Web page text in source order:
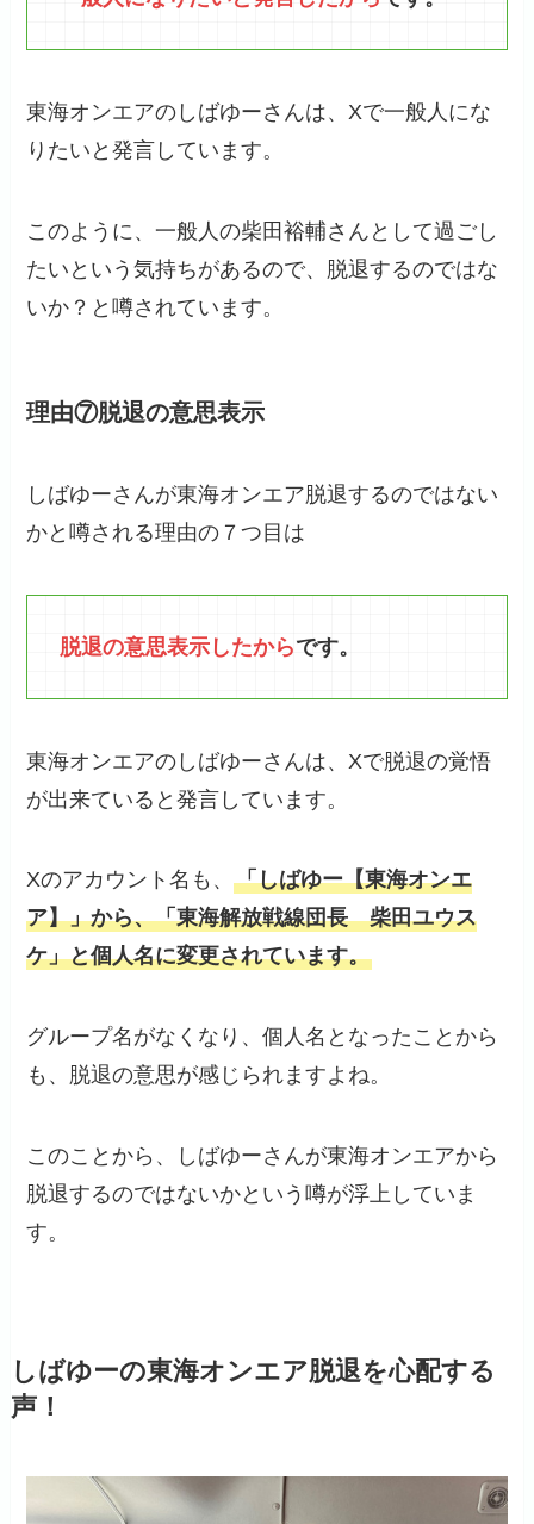
東海オンエアのしばゆーさんは、Xで一般人にな
りたいと発言しています。
このように、一般人の柴田裕輔さんとして過ごし
たいという気持ちがあるので、脱退するのではな
いか？と噂されています。
理由⑦脱退の意思表示
しばゆーさんが東海オンエア脱退するのではない
かと噂される理由の７つ目は
脱退の意思表示したからです。
東海オンエアのしばゆーさんは、Xで脱退の覚悟
が出来ていると発言しています。
Xのアカウント名も、「しばゆー【東海オンエ
ア】」から、「東海解放戦線団長 柴田ユウス
ケ」と個人名に変更されています。
グループ名がなくなり、個人名となったことから
も、脱退の意思が感じられますよね。
このことから、しばゆーさんが東海オンエアから
脱退するのではないかという噂が浮上していま
す。
しばゆーの東海オンエア脱退を心配する
声！